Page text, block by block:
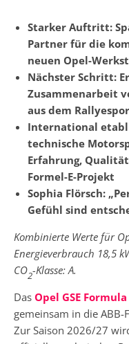
Starker Auftritt:
Partner für die
neuen Opel-
Nächster Schritt:
Zusammenarbeit
aus dem
International
technische
Erfahrung,
Formel-E-Projekt
Sophia Flörsch:
Gefühl sind
Kombinierte Werte für
Energieverbrauch 18,5
CO2-Klasse: A.
Das Opel GSE Formula
gemeinsam in die ABB-
Zur Saison 2026/27